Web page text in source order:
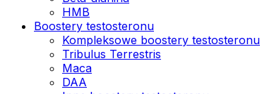
HMB
Boostery testosteronu
Kompleksowe boostery testosteronu
Tribulus Terrestris
Maca
DAA